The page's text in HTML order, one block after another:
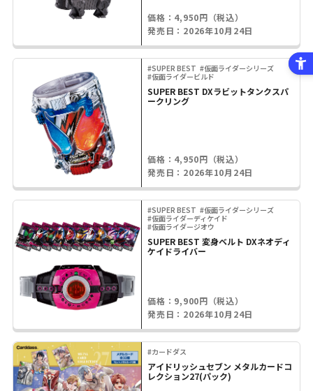
価格：4,950円（税込）
発売日：2026年10月24日
#SUPER BEST #仮面ライダーシリーズ
#仮面ライダービルド
SUPER BEST DXラビットタンクスパ
ークリング
価格：4,950円（税込）
発売日：2026年10月24日
#SUPER BEST #仮面ライダーシリーズ
#仮面ライダーディケイド
#仮面ライダージオウ
SUPER BEST 変身ベルト DXネオディ
ケイドライバー
価格：9,900円（税込）
発売日：2026年10月24日
#カードダス
アイドリッシュセブン メタルカードコ
レクション27(パック)